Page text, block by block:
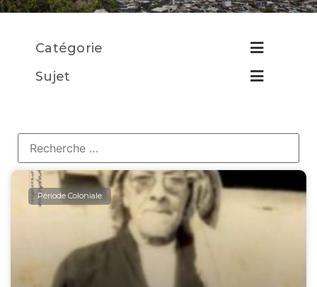
Catégorie
Sujet
Période Coloniale